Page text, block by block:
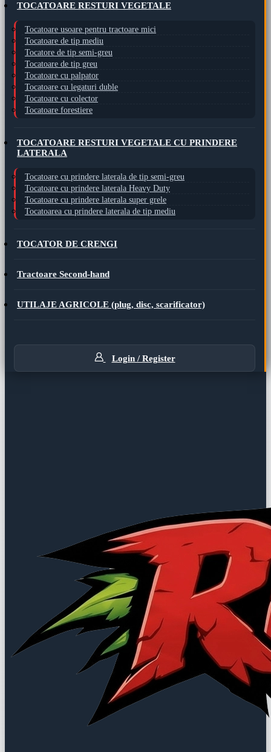
TOCATOARE RESTURI VEGETALE
Tocatoare usoare pentru tractoare mici
Tocatoare de tip mediu
Tocatore de tip semi-greu
Tocatoare de tip greu
Tocatoare cu palpator
Tocatoare cu legaturi duble
Tocatoare cu colector
Tocatoare forestiere
TOCATOARE RESTURI VEGETALE CU PRINDERE
LATERALA
Tocatoare cu prindere laterala de tip semi-greu
Tocatoare cu prindere laterala Heavy Duty
Tocatoare cu prindere laterala super grele
Tocatoarea cu prindere laterala de tip mediu
TOCATOR DE CRENGI
Tractoare Second-hand
UTILAJE AGRICOLE (plug, disc, scarificator)
Login / Register